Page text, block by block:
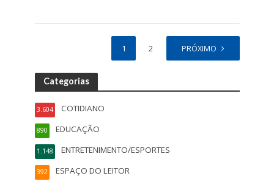
1 2 PRÓXIMO
Categorias
COTIDIANO
3.604
EDUCAÇÃO
890
ENTRETENIMENTO/ESPORTES
1.148
ESPAÇO DO LEITOR
392